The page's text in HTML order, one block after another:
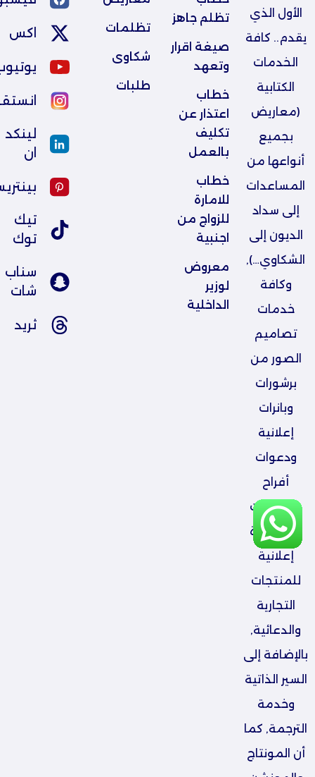
الأول الذي
يقدم.. كافة
الخدمات
الكتابية
(معاريض
بجميع
أنواعها من
المساعدات
إلى سداد
الديون إلى
الشكاوي…),
وكافة
خدمات
تصاميم
الصور من
برشورات
وبانرات
إعلانية
ودعوات
أفراح
ومناسبات
وأي صورة
إعلانية
للمنتجات
التجارية
والدعائية,
بالإضافة إلى
السير الذاتية
وخدمة
الترجمة, كما
أن المونتاج
تظلم جاهز
وتعهد
بالعمل
اجنبية
الداخلية
تظلمات
شكاوى
طلبات
اكس
لينكد
ان
تيك
توك
سناب
شات
ثريد